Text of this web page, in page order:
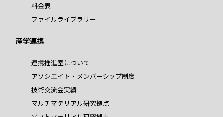
料金表
ファイルライブラリー
産学連携
連携推進室について
アソシエイト・メンバーシップ制度
技術交流会実績
マルチマテリアル研究拠点